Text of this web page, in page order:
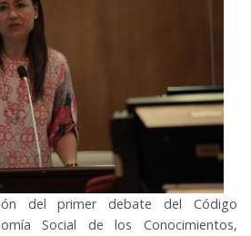
del primer debate del Código
Social de los Conocimientos,